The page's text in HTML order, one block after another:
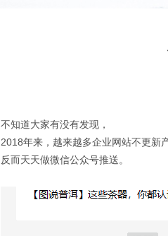
不知道大家有没有发现，
2018年来，越来越多企业网站不更新
反而天天做微信公众号推送。